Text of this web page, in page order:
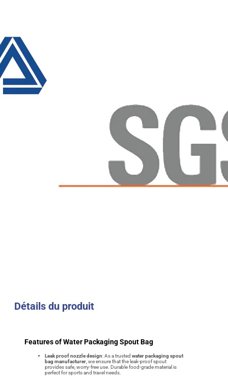
Détails du produit
Features of Water Packaging Spout Bag
Leak proof nozzle design: As a trusted water packaging spout
bag manufacturer, we ensure that the leak-proof spout
provides safe, worry-free use. Durable food-grade material is
perfect for sports and travel needs.